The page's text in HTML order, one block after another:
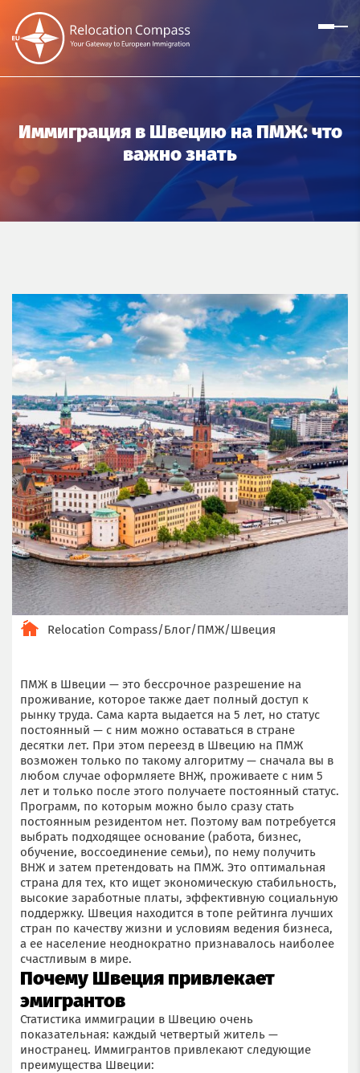
Иммиграция в Швецию на ПМЖ: что
важно знать
Relocation Compass/Блог/ПМЖ/Швеция
ПМЖ в Швеции — это бессрочное разрешение на
проживание, которое также дает полный доступ к
рынку труда. Сама карта выдается на 5 лет, но статус
постоянный — с ним можно оставаться в стране
десятки лет. При этом переезд в Швецию на ПМЖ
возможен только по такому алгоритму — сначала вы в
любом случае оформляете ВНЖ, проживаете с ним 5
лет и только после этого получаете постоянный статус.
Программ, по которым можно было сразу стать
постоянным резидентом нет. Поэтому вам потребуется
выбрать подходящее основание (работа, бизнес,
обучение, воссоединение семьи), по нему получить
ВНЖ и затем претендовать на ПМЖ. Это оптимальная
страна для тех, кто ищет экономическую стабильность,
высокие заработные платы, эффективную социальную
поддержку. Швеция находится в топе рейтинга лучших
стран по качеству жизни и условиям ведения бизнеса,
а ее население неоднократно признавалось наиболее
счастливым в мире.
Почему Швеция привлекает
эмигрантов
Статистика иммиграции в Швецию очень
показательная: каждый четвертый житель —
иностранец. Иммигрантов привлекают следующие
преимущества Швеции: